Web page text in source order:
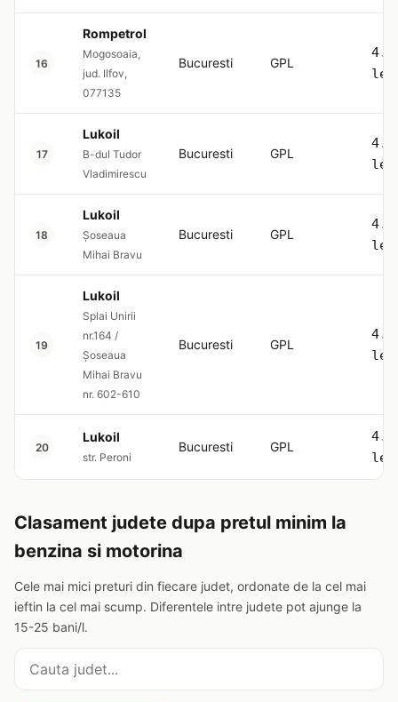
16
Rompetrol
Mogosoaia,
jud. Ilfov,
077135
Bucuresti GPL
17
Lukoil
B-dul Tudor
Vladimirescu
Bucuresti GPL
18
Lukoil
Șoseaua
Mihai Bravu
Bucuresti GPL
19
Lukoil
Splai Unirii
nr.164 /
Șoseaua
Mihai Bravu
nr. 602-610
Bucuresti GPL
20
Lukoil
str. Peroni
Bucuresti GPL
Clasament judete dupa pretul minim la
benzina si motorina
Cele mai mici preturi din fiecare judet, ordonate de la cel mai
ieftin la cel mai scump. Diferentele intre judete pot ajunge la
15-25 bani/l.
Cauta judet